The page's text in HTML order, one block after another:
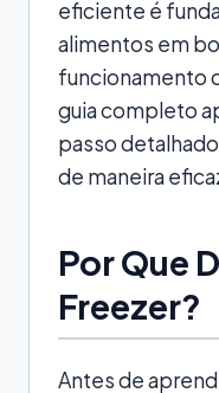
eficiente é
alimentos em
funcionamento
guia completo
passo
de maneira
Por Que
Freezer?
Antes de